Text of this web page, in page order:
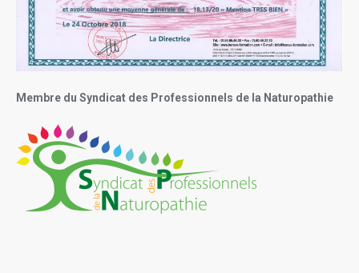
Membre du Syndicat des Professionnels de la Naturopathie